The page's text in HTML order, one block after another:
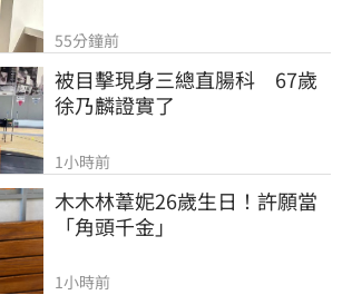
55分鐘前
被目擊現身三總直腸科　67歲
徐乃麟證實了
1小時前
木木林葦妮26歲生日！許願當
「角頭千金」
1小時前